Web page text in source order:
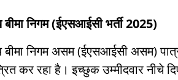
बीमा निगम (ईएसआईसी भर्ती 2025)
बीमा निगम असम (ईएसआईसी असम)
कर रहा है। इच्छुक उम्मीदवार नीचे